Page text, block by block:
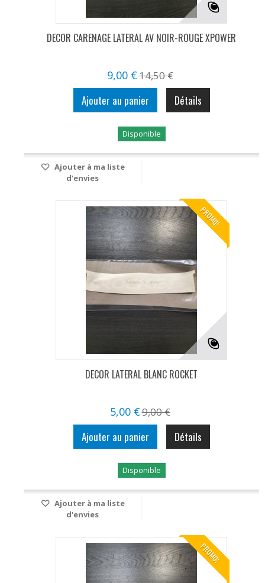
DECOR CARENAGE LATERAL AV NOIR-ROUGE XPOWER
9,00 €14,50 €
Ajouter au panier Détails
Disponible
Ajouter à ma liste
d'envies
PROMO!
DECOR LATERAL BLANC ROCKET
5,00 €9,00 €
Ajouter au panier Détails
Disponible
Ajouter à ma liste
d'envies
PROMO!